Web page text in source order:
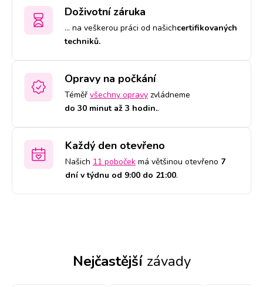
Doživotní záruka
… na veškerou práci od našichcertifikovaných
techniků.
Opravy na počkání
Téměř všechny opravy zvládneme
do 30 minut až 3 hodin..
Každý den otevřeno
Našich 11 poboček má většinou otevřeno 7
dní v týdnu od 9:00 do 21:00.
Nejčastější závady